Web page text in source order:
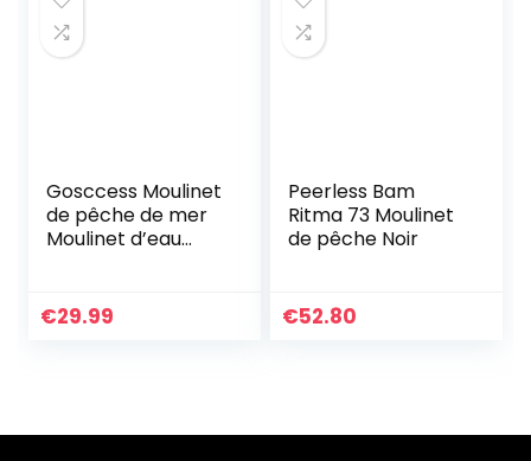
Gosccess Moulinet
de pêche de mer
Moulinet d’eau
Roulements à
€29.99
Peerless Bam
Ritma 73 Moulinet
de pêche Noir
€52.80